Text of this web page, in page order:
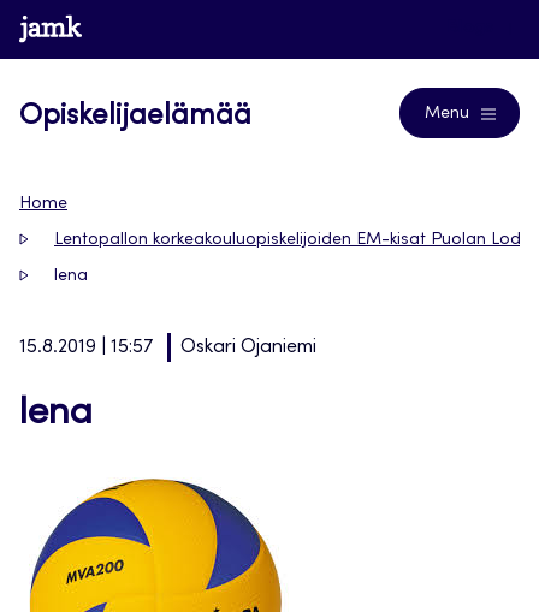
Siirry
suoraan
www.jamk.fi
Opiskelijaelämää Menu
Home
Lentopallon korkeakouluopiskelijoiden EM-kisat Puolan
lena
15.8.2019 | 15:57 Oskari Ojaniemi
lena